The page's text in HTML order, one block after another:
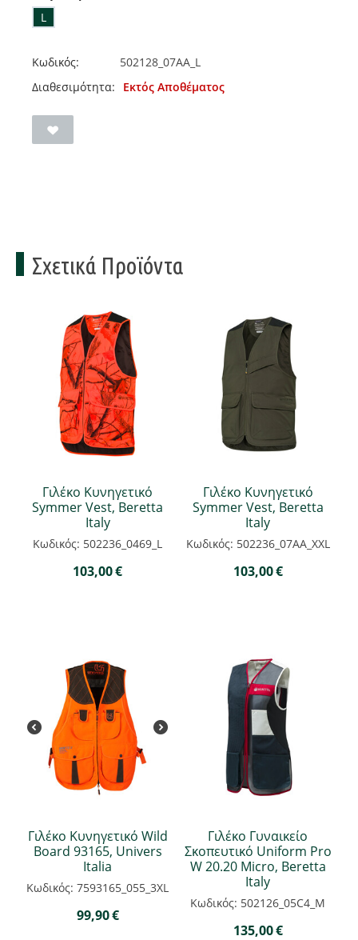
L
Κωδικός:
502128_07AA_L
Διαθεσιμότητα:
Εκτός Αποθέματος
Σχετικά Προϊόντα
Γιλέκο Κυνηγετικό
Symmer Vest, Beretta
Italy
Κωδικός: 502236_0469_L
103,00€
Γιλέκο Κυνηγετικό
Symmer Vest, Beretta
Italy
Κωδικός: 502236_07AA_XXL
103,00€
Γιλέκο Κυνηγετικό Wild
Board 93165, Univers
Italia
Κωδικός: 7593165_055_3XL
99,90€
Γιλέκο Γυναικείο
Σκοπευτικό Uniform Pro
W 20.20 Micro, Beretta
Italy
Κωδικός: 502126_05C4_M
135,00€